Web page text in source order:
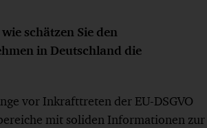
schätzen Sie den
in Deutschland die
vor Inkrafttreten der EU-DSGVO
mit soliden Informationen zur